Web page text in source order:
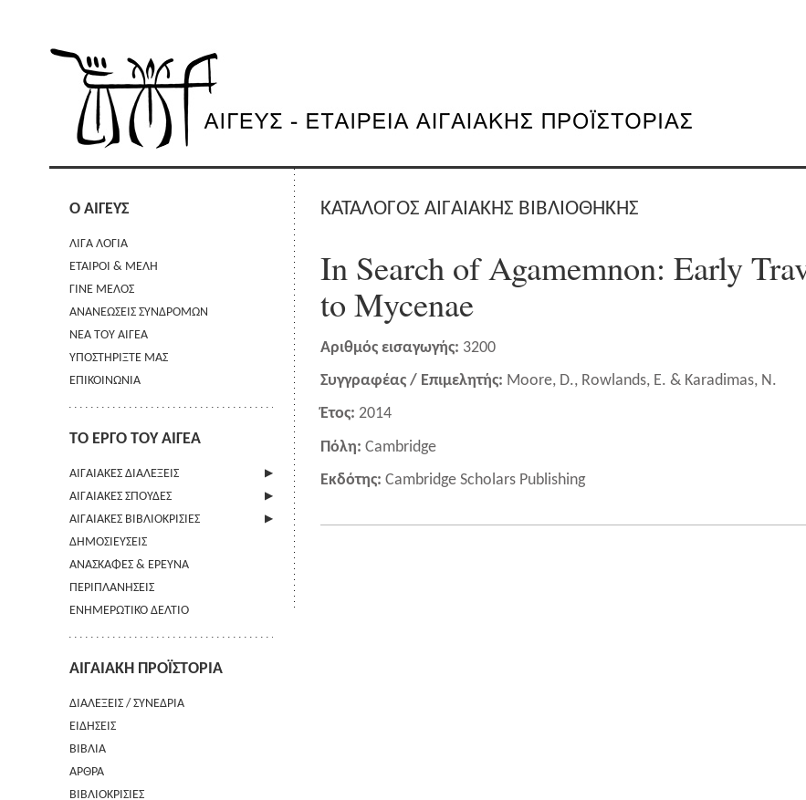
Ο ΑΙΓΕΥΣ
ΛΙΓΑ ΛΟΓΙΑ
ΕΤΑΙΡΟΙ & ΜΕΛΗ
ΓΙΝΕ ΜΕΛΟΣ
ΑΝΑΝΕΩΣΕΙΣ ΣΥΝΔΡΟΜΩΝ
ΝΕΑ ΤΟΥ ΑΙΓΕΑ
ΥΠΟΣΤΗΡΙΞΤΕ ΜΑΣ
ΕΠΙΚΟΙΝΩΝΙΑ
ΤΟ ΕΡΓΟ ΤΟΥ ΑΙΓΕΑ
ΑΙΓΑΙΑΚΕΣ ΔΙΑΛΕΞΕΙΣ
ΠΛΗΡΟΦΟΡΙΕΣ
ΑΙΓΑΙΑΚΕΣ ΣΠΟΥΔΕΣ
ΠΛΗΡΟΦΟΡΙΕΣ
ΟΔΗΓΙΕΣ ΠΡΟΣ ΣΥΓΓΡΑΦΕΙΣ
ΟΡΟΙ ΧΡΗΣΗΣ
ΕΠΙΚΟΙΝΩΝΙΑ
ΑΙΓΑΙΑΚΕΣ ΒΙΒΛΙΟΚΡΙΣΙΕΣ
ΠΛΗΡΟΦΟΡΙΕΣ
ΔΗΜΟΣΙΕΥΣΕΙΣ
ΑΝΑΣΚΑΦΕΣ & ΕΡΕΥΝΑ
ΠΕΡΙΠΛΑΝΗΣΕΙΣ
ΕΝΗΜΕΡΩΤΙΚΟ ΔΕΛΤΙΟ
ΑΙΓΑΙΑΚΗ ΠΡΟΪΣΤΟΡΙΑ
ΔΙΑΛΕΞΕΙΣ / ΣΥΝΕΔΡΙΑ
ΕΙΔΗΣΕΙΣ
ΒΙΒΛΙΑ
ΑΡΘΡΑ
ΒΙΒΛΙΟΚΡΙΣΙΕΣ
ΚΑΤΑΛΟΓΟΣ ΑΙΓΑΙΑΚΗΣ ΒΙΒΛΙΟΘΗΚΗΣ
In Search of Agamemnon: Early
to Mycenae
Αριθμός εισαγωγής: 3200
Συγγραφέας / Επιμελητής: Moore, D., Rowlands, E. & Karadimas, N.
Έτος: 2014
Πόλη: Cambridge
Εκδότης: Cambridge Scholars Publishing